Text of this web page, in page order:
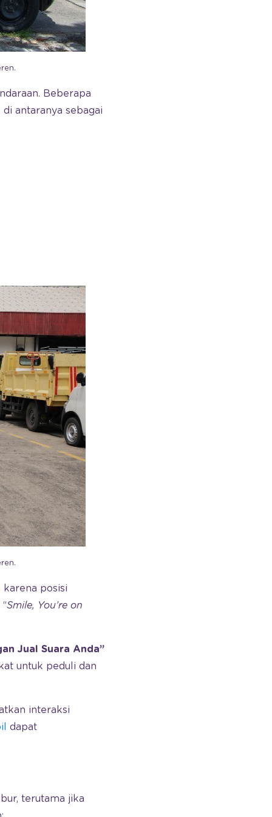
Beberapa
antaranya sebagai
posisi
Smile, You’re on
Jual Suara Anda”
untuk peduli dan
interaksi
dapat
terutama jika